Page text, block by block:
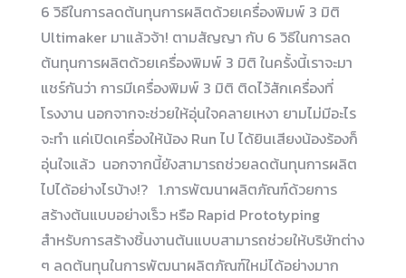
6 วิธีในการลดต้นทุนการผลิตด้วยเครื่องพิมพ์ 3 มิติ
Ultimaker มาแล้วจ้า! ตามสัญญา กับ 6 วิธีในการลด
ต้นทุนการผลิตด้วยเครื่องพิมพ์ 3 มิติ ในครั้งนี้เราจะมา
แชร์กันว่า การมีเครื่องพิมพ์ 3 มิติ ติดไว้สักเครื่องที่
โรงงาน นอกจากจะช่วยให้อุ่นใจคลายเหงา ยามไม่มีอะไร
จะทำ แค่เปิดเครื่องให้น้อง Run ไป ได้ยินเสียงน้องร้องก็
อุ่นใจแล้ว นอกจากนี้ยังสามารถช่วยลดต้นทุนการผลิต
ไปได้อย่างไรบ้าง!? 1.การพัฒนาผลิตภัณฑ์ด้วยการ
สร้างต้นแบบอย่างเร็ว หรือ Rapid Prototyping
สำหรับการสร้างชิ้นงานต้นแบบสามารถช่วยให้บริษัทต่าง
ๆ ลดต้นทุนในการพัฒนาผลิตภัณฑ์ใหม่ได้อย่างมาก